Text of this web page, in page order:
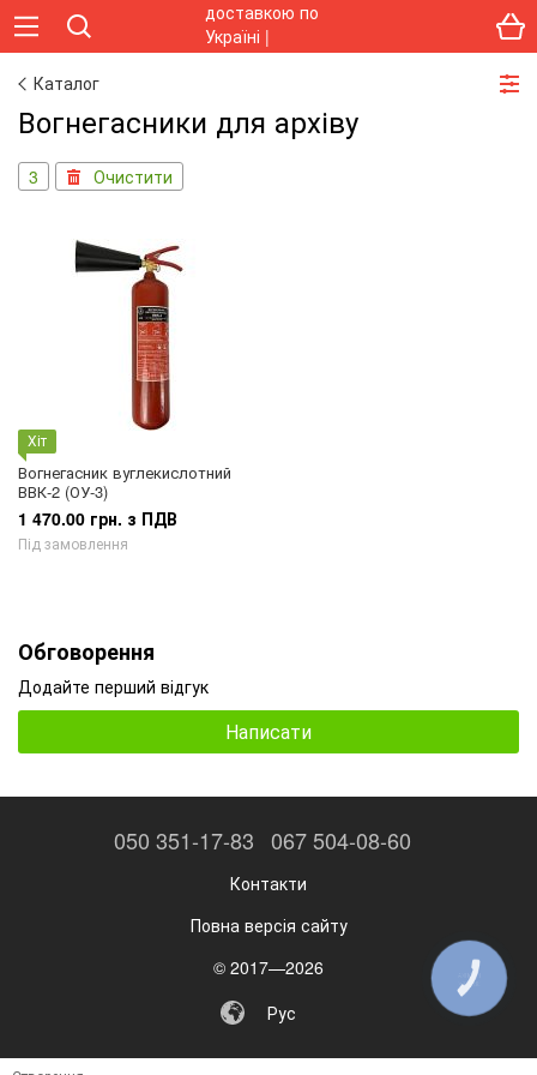
Каталог
Вогнегасники для архіву
3 Очистити
Хіт
Вогнегасник вуглекислотний
ВВК-2 (ОУ-3)
1 470.00 грн. з ПДВ
Під замовлення
Обговорення
Додайте перший відгук
Написати
050 351-17-83 067 504-08-60
Контакти
Повна версія сайту
© 2017—2026
Рус
КНОПКА
ЗВ'ЯЗКУ